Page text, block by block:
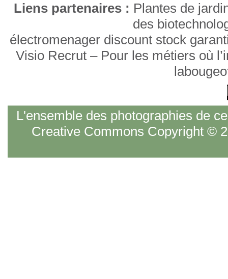
Liens partenaires : Plantes de
des
électromenager discount stock
Visio Recrut – Pour les métiers où
L'ensemble des photographies de
Creative Commons Copyright ©